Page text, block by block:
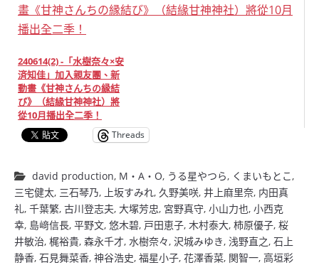
240614(2) -「水樹奈々×安
済知佳」加入親友團、新
動畫《甘神さんちの縁結
び》（結緣甘神神社）將
從10月播出全二季！
Threads
david production, M・A・O, うる星やつら, くまいもとこ,
三宅健太, 三石琴乃, 上坂すみれ, 久野美咲, 井上麻里奈, 内田真
礼, 千葉繁, 古川登志夫, 大塚芳忠, 宮野真守, 小山力也, 小西克
幸, 島﨑信長, 平野文, 悠木碧, 戸田恵子, 木村泰大, 柿原優子, 桜
井敏治, 梶裕貴, 森永千才, 水樹奈々, 沢城みゆき, 浅野直之, 石上
静香, 石見舞菜香, 神谷浩史, 福星小子, 花澤香菜, 関智一, 高垣彩